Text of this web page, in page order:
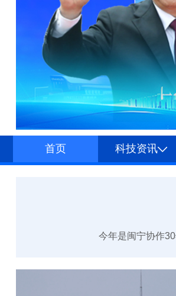
首页 科技资讯
今年是闽宁协作30年